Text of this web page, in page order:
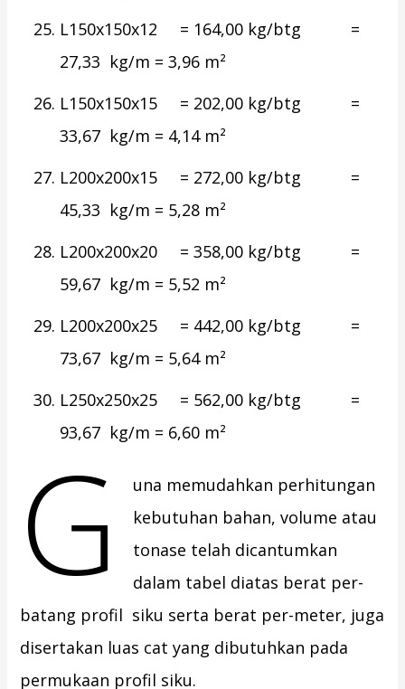
L150x150x12 = 164,00 kg/btg =
27,33 kg/m = 3,96 m²
L150x150x15 = 202,00 kg/btg =
33,67 kg/m = 4,14 m²
L200x200x15 = 272,00 kg/btg =
45,33 kg/m = 5,28 m²
L200x200x20 = 358,00 kg/btg =
59,67 kg/m = 5,52 m²
L200x200x25 = 442,00 kg/btg =
73,67 kg/m = 5,64 m²
L250x250x25 = 562,00 kg/btg =
93,67 kg/m = 6,60 m²
G
una memudahkan perhitungan
kebutuhan bahan, volume atau
tonase telah dicantumkan
dalam tabel diatas berat per-
batang profil siku serta berat per-meter, juga
disertakan luas cat yang dibutuhkan pada
permukaan profil siku.